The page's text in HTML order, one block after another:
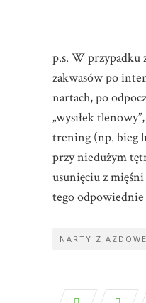
p.s. W przypadku
zakwasów po
nartach, po
„wysiłek
trening (np. bieg
przy niedużym
usunięciu z
tego odpowiednie
NARTY ZJAZDOWE